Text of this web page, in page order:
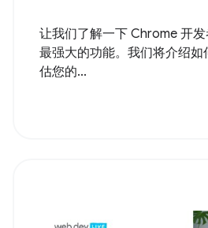
让我们了解一下 Chrome 开
最强大的功能。我们将介绍
估您的...